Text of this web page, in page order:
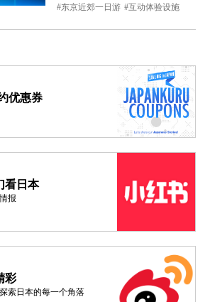
东京近郊一日游
互动体验设施
优惠券
看日本
报
彩
索日本的每一个角落